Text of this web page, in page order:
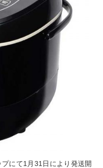
にて1月31日により発送開